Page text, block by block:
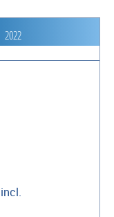
2022
incl.